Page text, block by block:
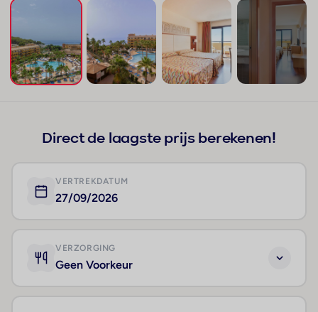
Direct de laagste prijs berekenen!
VERTREKDATUM
27/09/2026
VERZORGING
Geen Voorkeur